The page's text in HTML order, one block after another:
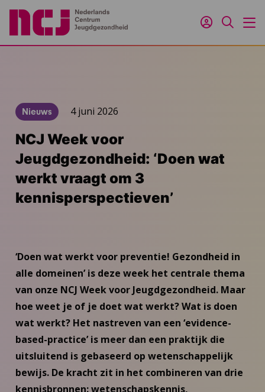
Inloggen
Zoeken
Nieuws 4 juni 2026
NCJ Week voor
Jeugdgezondheid: ‘Doen wat
werkt vraagt om 3
kennisperspectieven’
‘Doen wat werkt voor preventie! Gezondheid in
alle domeinen’ is deze week het centrale thema
van onze NCJ Week voor Jeugdgezondheid. Maar
hoe weet je of je doet wat werkt? Wat is doen
wat werkt? Het nastreven van een ‘evidence-
based-practice’ is meer dan een praktijk die
uitsluitend is gebaseerd op wetenschappelijk
bewijs. De kracht zit in het combineren van drie
kennisbronnen: wetenschapskennis,